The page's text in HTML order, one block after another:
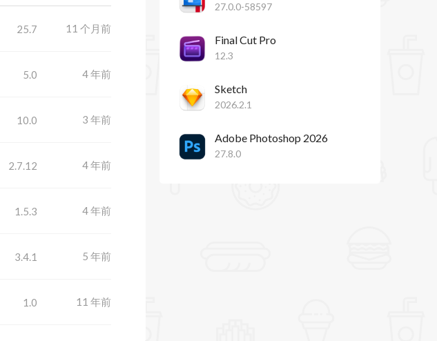
25.7 11 个月前
5.0 4 年前
10.0 3 年前
2.7.12 4 年前
1.5.3 4 年前
3.4.1 5 年前
1.0 11 年前
27.0.0-58597
Final Cut Pro
12.3
Sketch
2026.2.1
Adobe Photoshop 2026
27.8.0